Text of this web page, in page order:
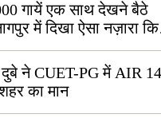
गायें एक साथ देखने बैठे
में दिखा ऐसा नज़ारा कि
सिर्फ़ कृष्ण ही कर सकते हैं”
ने CUET-PG में AIR
का मान